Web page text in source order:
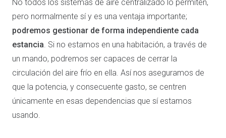
No todos los sistemas de aire centralizado lo permiten,
pero normalmente sí y es una ventaja importante;
podremos gestionar de forma independiente cada
estancia. Si no estamos en una habitación, a través de
un mando, podremos ser capaces de cerrar la
circulación del aire frío en ella. Así nos aseguramos de
que la potencia, y consecuente gasto, se centren
únicamente en esas dependencias que sí estamos
usando.